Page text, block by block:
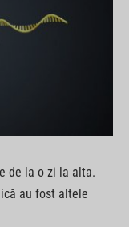
de la o zi la alta.
au fost altele